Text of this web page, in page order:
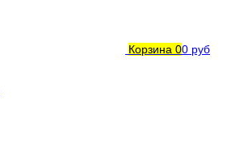
Корзина 00 руб